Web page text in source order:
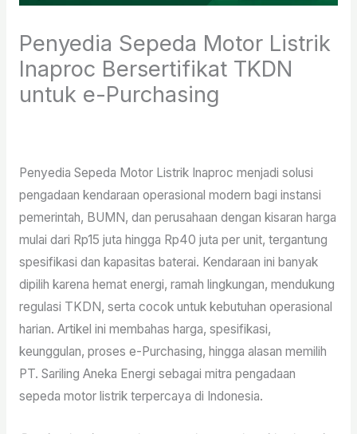
Penyedia Sepeda Motor Listrik
Inaproc Bersertifikat TKDN
untuk e-Purchasing
Penyedia Sepeda Motor Listrik Inaproc menjadi solusi
pengadaan kendaraan operasional modern bagi instansi
pemerintah, BUMN, dan perusahaan dengan kisaran harga
mulai dari Rp15 juta hingga Rp40 juta per unit, tergantung
spesifikasi dan kapasitas baterai. Kendaraan ini banyak
dipilih karena hemat energi, ramah lingkungan, mendukung
regulasi TKDN, serta cocok untuk kebutuhan operasional
harian. Artikel ini membahas harga, spesifikasi,
keunggulan, proses e-Purchasing, hingga alasan memilih
PT. Sariling Aneka Energi sebagai mitra pengadaan
sepeda motor listrik terpercaya di Indonesia.